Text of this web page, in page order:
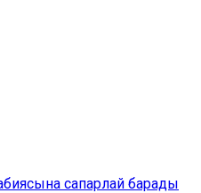
сапарлай барады